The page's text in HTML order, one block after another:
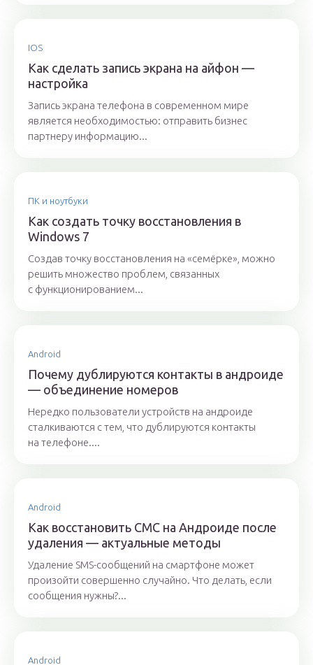
IOS
Как сделать запись экрана на айфон —
настройка
Запись экрана телефона в современном мире
является необходимостью: отправить бизнес
партнеру информацию...
ПК и ноутбуки
Как создать точку восстановления в
Windows 7
Создав точку восстановления на «семёрке», можно
решить множество проблем, связанных
с функционированием...
Android
Почему дублируются контакты в андроиде
— объединение номеров
Нередко пользователи устройств на андроиде
сталкиваются с тем, что дублируются контакты
на телефоне....
Android
Как восстановить СМС на Андроиде после
удаления — актуальные методы
Удаление SMS-сообщений на смартфоне может
произойти совершенно случайно. Что делать, если
сообщения нужны?...
Android